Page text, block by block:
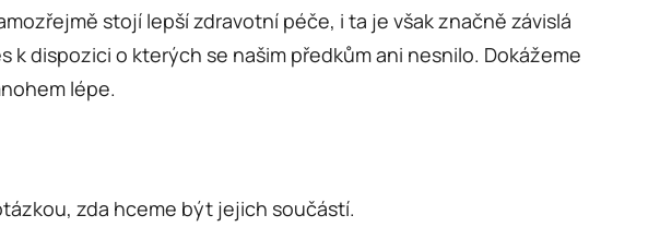
stojí lepší zdravotní péče, i ta je však značně závislá
dispozici o kterých se našim předkům ani nesnilo. Dokážeme
lépe.
zda hceme být jejich součástí.